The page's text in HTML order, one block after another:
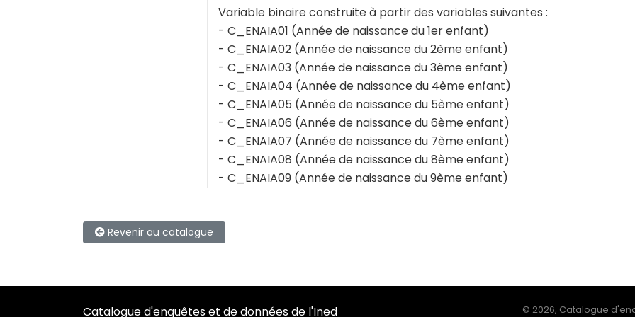
Variable binaire construite à partir des variables suivantes :
- C_ENAIA01 (Année de naissance du 1er enfant)
- C_ENAIA02 (Année de naissance du 2ème enfant)
- C_ENAIA03 (Année de naissance du 3ème enfant)
- C_ENAIA04 (Année de naissance du 4ème enfant)
- C_ENAIA05 (Année de naissance du 5ème enfant)
- C_ENAIA06 (Année de naissance du 6ème enfant)
- C_ENAIA07 (Année de naissance du 7ème enfant)
- C_ENAIA08 (Année de naissance du 8ème enfant)
- C_ENAIA09 (Année de naissance du 9ème enfant)
Revenir au catalogue
Catalogue d'enquêtes et de données de l'Ined © 2026, Catalogue